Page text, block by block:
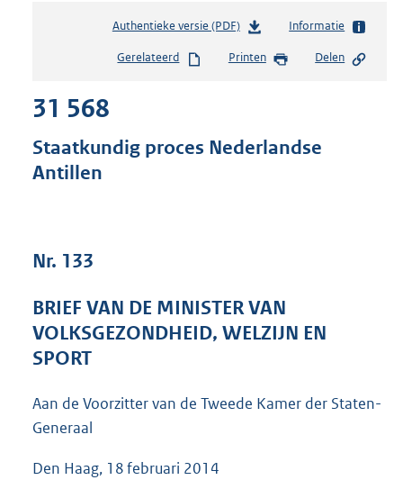
Authentieke versie (PDF)b
s
d
s
:
4
Informatie
Gerelateerd Printen Delen
31 568
Staatkundig proces Nederlandse
Antillen
Nr. 133
BRIEF VAN DE MINISTER VAN
VOLKSGEZONDHEID, WELZIJN EN
SPORT
Aan de Voorzitter van de Tweede Kamer der Staten-
Generaal
Den Haag, 18 februari 2014